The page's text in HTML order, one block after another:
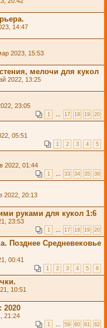
14:47
2023, 15:53
мелочи для кукол
2022, 13:25
23:05
1 … 17 18 19 20
05:51
1 2 3 4 5
2022, 01:44
1 … 33 34 35 36
2022, 20:13
руками для кукол 1:6
23:53
1 … 17 18 19 20
Позднее Средневековье
00:41
1 2 3 4 5 6
10:51
2020
21:24
1 … 59 60 61 62